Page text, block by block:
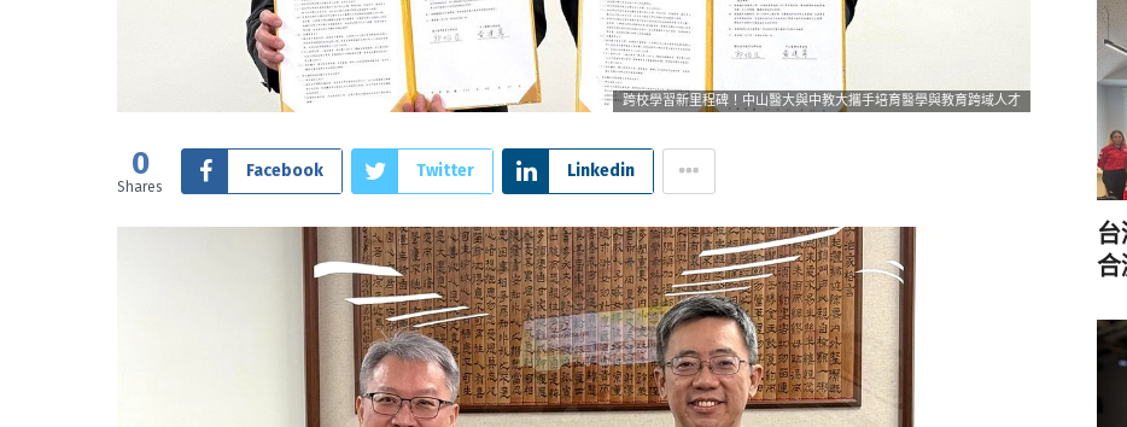
跨校學習新里程碑！中山醫大與中教大攜手培育醫學與教育跨域人才
0
Shares
Facebook Twitter Linkedin
合